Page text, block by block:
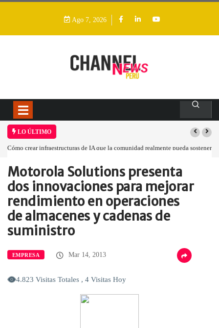
Ago 7, 2026
LO ÚLTIMO
Cómo crear infraestructuras de IA que la comunidad realmente pueda sostener
Home Empresa Motorola Solutions presenta…
Motorola Solutions presenta
dos innovaciones para mejorar
rendimiento en operaciones
de almacenes y cadenas de
suministro
EMPRESA Mar 14, 2013
4.823 Visitas Totales , 4 Visitas Hoy